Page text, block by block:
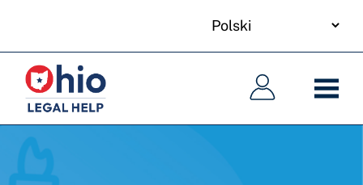
main
content
Główna
nawigacja
Główna
nawigacja